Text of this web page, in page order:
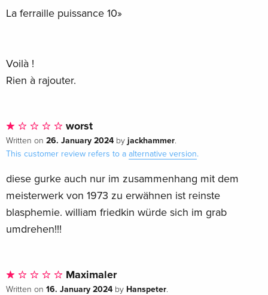
La ferraille puissance 10»
Voilà !
Rien à rajouter.
worst
Written on 26. January 2024 by jackhammer.
This customer review refers to a alternative version.
diese gurke auch nur im zusammenhang mit dem
meisterwerk von 1973 zu erwähnen ist reinste
blasphemie. william friedkin würde sich im grab
umdrehen!!!
Maximaler
Written on 16. January 2024 by Hanspeter.